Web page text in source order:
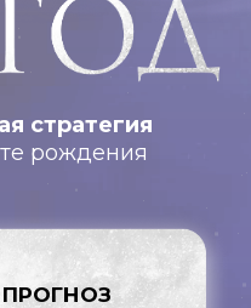
стратегия
рождения